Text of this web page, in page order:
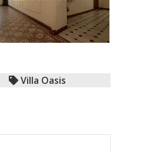
Villa Oasis